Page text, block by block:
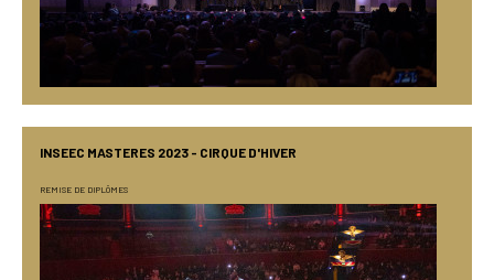
INSEEC MASTERES 2023 - CIRQUE D'HIVER
REMISE DE DIPLÔMES